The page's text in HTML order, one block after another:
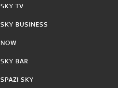
SKY TV
SKY BUSINESS
NOW
SKY BAR
SPAZI SKY